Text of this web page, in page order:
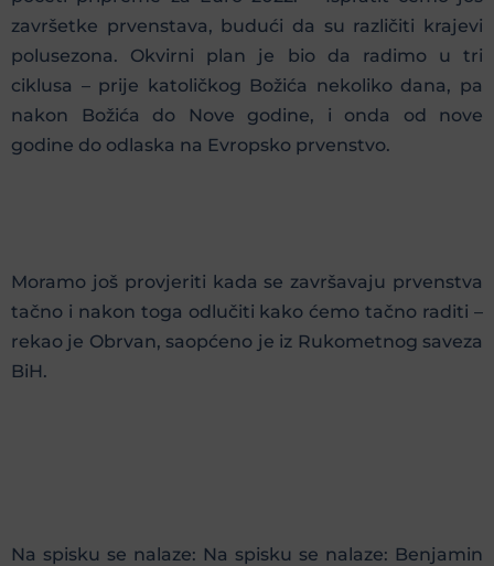
završetke prvenstava, budući da su različiti krajevi
polusezona. Okvirni plan je bio da radimo u tri
ciklusa – prije katoličkog Božića nekoliko dana, pa
nakon Božića do Nove godine, i onda od nove
godine do odlaska na Evropsko prvenstvo.
Moramo još provjeriti kada se završavaju prvenstva
tačno i nakon toga odlučiti kako ćemo tačno raditi –
rekao je Obrvan, saopćeno je iz Rukometnog saveza
BiH.
Na spisku se nalaze: Na spisku se nalaze: Benjamin